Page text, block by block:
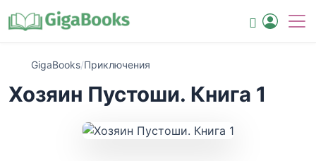
GigaBooks/Приключения
Хозяин Пустоши. Книга 1